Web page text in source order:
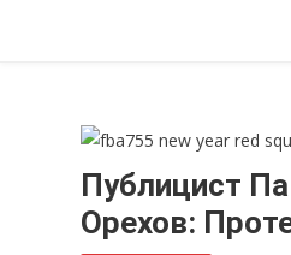
Публицист
Орехов: